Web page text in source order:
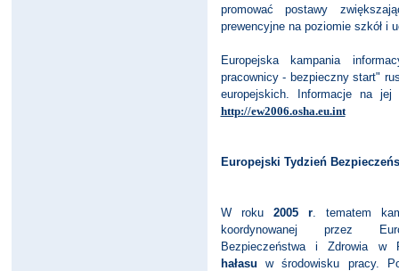
promować postawy
prewencyjne na poziomie szkół i
Europejska kampania
pracownicy - bezpieczny start"
europejskich. Informacje na
http://ew2006.osha.eu.int
Europejski Tydzień
W roku 2005 r. tematem
koordynowanej przez
Bezpieczeństwa i Zdrowia w
hałasu w środowisku pracy.